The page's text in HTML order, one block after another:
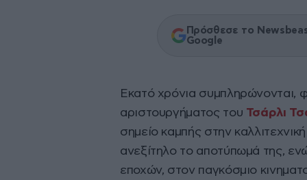
Πρόσθεσε το
Google
Εκατό χρόνια συμπληρώνονται,
αριστουργήματος του Τσάρλι
σημείο καμπής στην
ανεξίτηλο το αποτύπωμά της,
εποχών, στον παγκόσμιο